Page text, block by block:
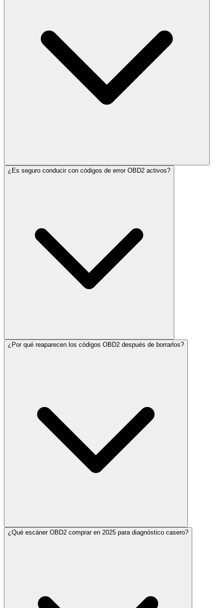
¿Es seguro conducir con códigos de error OBD2 activos?
¿Por qué reaparecen los códigos OBD2 después de borrarlos?
¿Qué escáner OBD2 comprar en 2025 para diagnóstico casero?